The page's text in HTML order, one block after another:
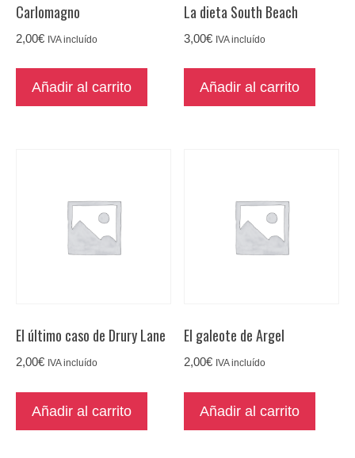
Carlomagno
2,00€ IVA incluído
Añadir al carrito
La dieta South Beach
3,00€ IVA incluído
Añadir al carrito
El último caso de Drury Lane
2,00€ IVA incluído
Añadir al carrito
El galeote de Argel
2,00€ IVA incluído
Añadir al carrito